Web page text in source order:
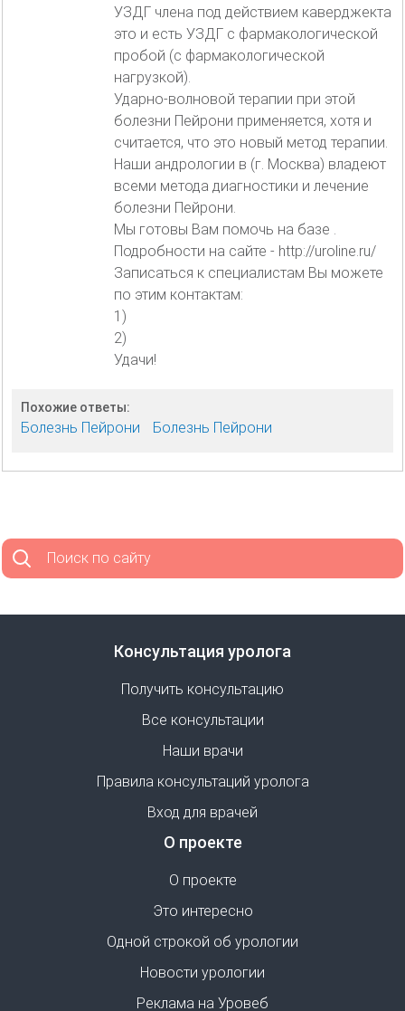
УЗДГ члена под действием каверджекта
это и есть УЗДГ с фармакологической
пробой (с фармакологической
нагрузкой).
Ударно-волновой терапии при этой
болезни Пейрони применяется, хотя и
считается, что это новый метод терапии.
Наши андрологии в (г. Москва) владеют
всеми метода диагностики и лечение
болезни Пейрони.
Мы готовы Вам помочь на базе .
Подробности на сайте - http://uroline.ru/
Записаться к специалистам Вы можете
по этим контактам:
1)
2)
Удачи!
Похожие ответы:
Болезнь Пейрони Болезнь Пейрони
Поиск по сайту
Консультация уролога
Получить консультацию
Все консультации
Наши врачи
Правила консультаций уролога
Вход для врачей
О проекте
О проекте
Это интересно
Одной строкой об урологии
Новости урологии
Реклама на Уровеб